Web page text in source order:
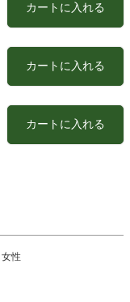
カートに入れる
カートに入れる
カートに入れる
女性